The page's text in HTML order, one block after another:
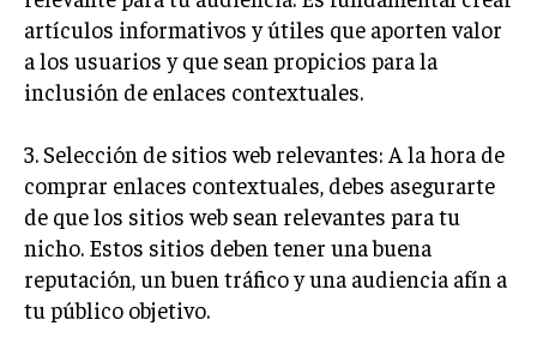
E-COMMERCE
E-COMMERCE Y COMERCIO ELECTRÓNICO
ESTRATEGIAS DE PRICING Y GESTIÓN DE
PRECIOS
GESTIÓN DE CRISIS EMPRESARIALES
EMPRESAS Y STARTUPS TECNOLÓGICAS
GESTIÓN DE LA EXPERIENCIA DEL CLIENTE
MÁS
PROYECTOS
artículos informativos y útiles que aporten valor
a los usuarios y que sean propicios para la
inclusión de enlaces contextuales.
3. Selección de sitios web relevantes: A la hora de
comprar enlaces contextuales, debes asegurarte
de que los sitios web sean relevantes para tu
nicho. Estos sitios deben tener una buena
reputación, un buen tráfico y una audiencia afín a
tu público objetivo.